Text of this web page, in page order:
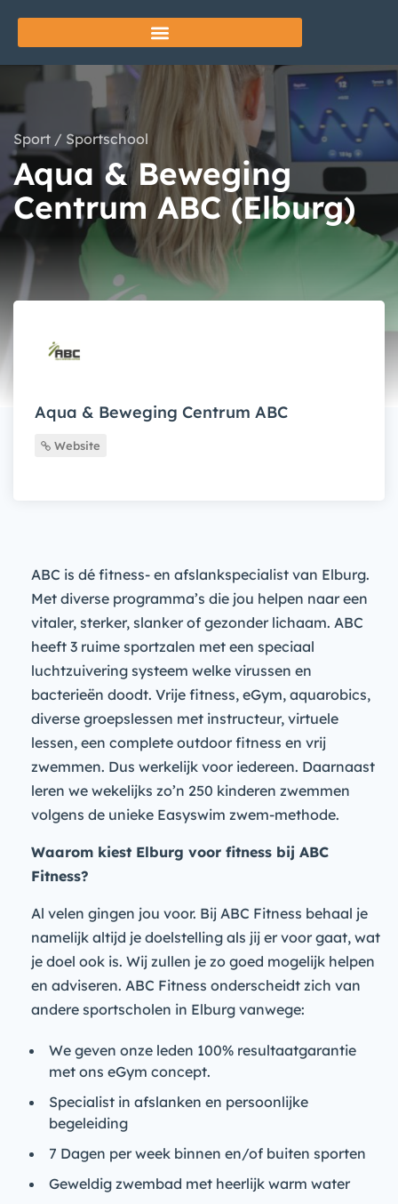
Sport / Sportschool
Aqua & Beweging
Centrum ABC (Elburg)
Aqua & Beweging Centrum ABC
Website
ABC is dé fitness- en afslankspecialist van Elburg.
Met diverse programma’s die jou helpen naar een
vitaler, sterker, slanker of gezonder lichaam. ABC
heeft 3 ruime sportzalen met een speciaal
luchtzuivering systeem welke virussen en
bacterieën doodt. Vrije fitness, eGym, aquarobics,
diverse groepslessen met instructeur, virtuele
lessen, een complete outdoor fitness en vrij
zwemmen. Dus werkelijk voor iedereen. Daarnaast
leren we wekelijks zo’n 250 kinderen zwemmen
volgens de unieke Easyswim zwem-methode.
Waarom kiest Elburg voor fitness bij ABC
Fitness?
Al velen gingen jou voor. Bij ABC Fitness behaal je
namelijk altijd je doelstelling als jij er voor gaat, wat
je doel ook is. Wij zullen je zo goed mogelijk helpen
en adviseren. ABC Fitness onderscheidt zich van
andere sportscholen in Elburg vanwege:
We geven onze leden 100% resultaatgarantie
met ons eGym concept.
Specialist in afslanken en persoonlijke
begeleiding
7 Dagen per week binnen en/of buiten sporten
Geweldig zwembad met heerlijk warm water